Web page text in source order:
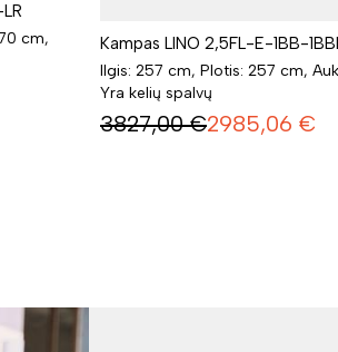
cm,
Kampas LINO 2,5FL-E-1BB-
Ilgis: 257 cm, Plotis: 257 cm,
Yra kelių spalvų
3827,00 €2985,06 €